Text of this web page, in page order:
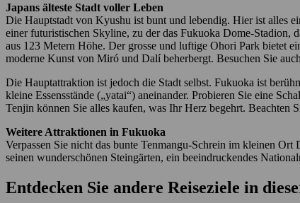
Japans älteste Stadt voller Leben
Die Hauptstadt von Kyushu ist bunt und lebendig. Hier ist alles
einer futuristischen Skyline, zu der das Fukuoka Dome-Stadion,
aus 123 Metern Höhe. Der grosse und luftige Ohori Park bietet
moderne Kunst von Miró und Dalí beherbergt. Besuchen Sie
Die Hauptattraktion ist jedoch die Stadt selbst. Fukuoka ist
kleine Essensstände („yatai“) aneinander. Probieren Sie eine
Tenjin können Sie alles kaufen, was Ihr Herz begehrt.
Weitere Attraktionen in Fukuoka
Verpassen Sie nicht das bunte Tenmangu-Schrein im kleinen
seinen wunderschönen Steingärten, ein beeindruckendes
Entdecken Sie andere Reiseziele in